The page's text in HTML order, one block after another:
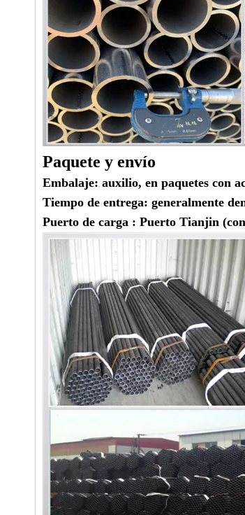
Paquete y envío
Embalaje: auxilio, en paquetes con
Tiempo de entrega: generalmente
Puerto de carga : Puerto Tianjin